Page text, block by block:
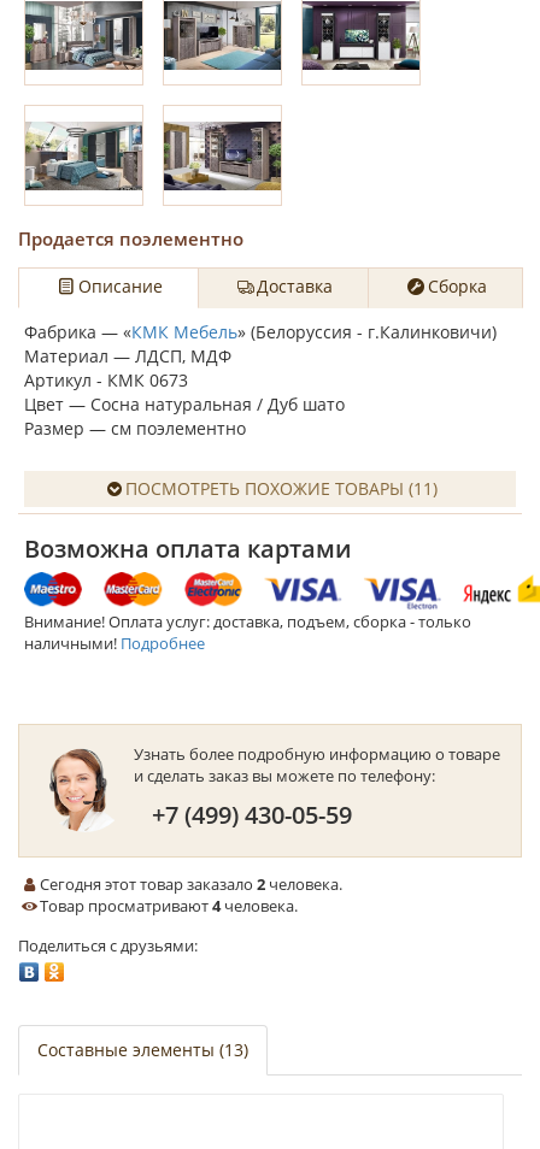
Продается поэлементно
Описание Доставка
Сборка
Фабрика — «КМК Мебель» (Белоруссия - г.Калинковичи)
Материал — ЛДСП, МДФ
Артикул - КМК 0673
Цвет — Сосна натуральная / Дуб шато
Размер — см поэлементно
ПОСМОТРЕТЬ ПОХОЖИЕ ТОВАРЫ (11)
Возможна оплата картами
Внимание! Оплата услуг: доставка, подъем, сборка - только
наличными! Подробнее
Узнать более подробную информацию о товаре
и сделать заказ вы можете по телефону:
+7 (499) 430-05-59
Сегодня этот товар заказало2 человека.
Товар просматривают4человека.
Поделиться с друзьями:
Составные элементы (13)